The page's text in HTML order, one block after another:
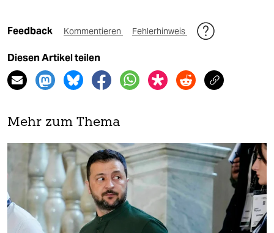
Feedback Kommentieren Fehlerhinweis
Diesen Artikel teilen
Mehr zum Thema